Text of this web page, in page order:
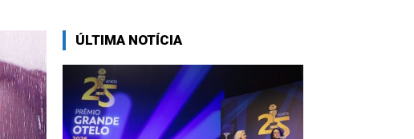
ÚLTIMA NOTÍCIA